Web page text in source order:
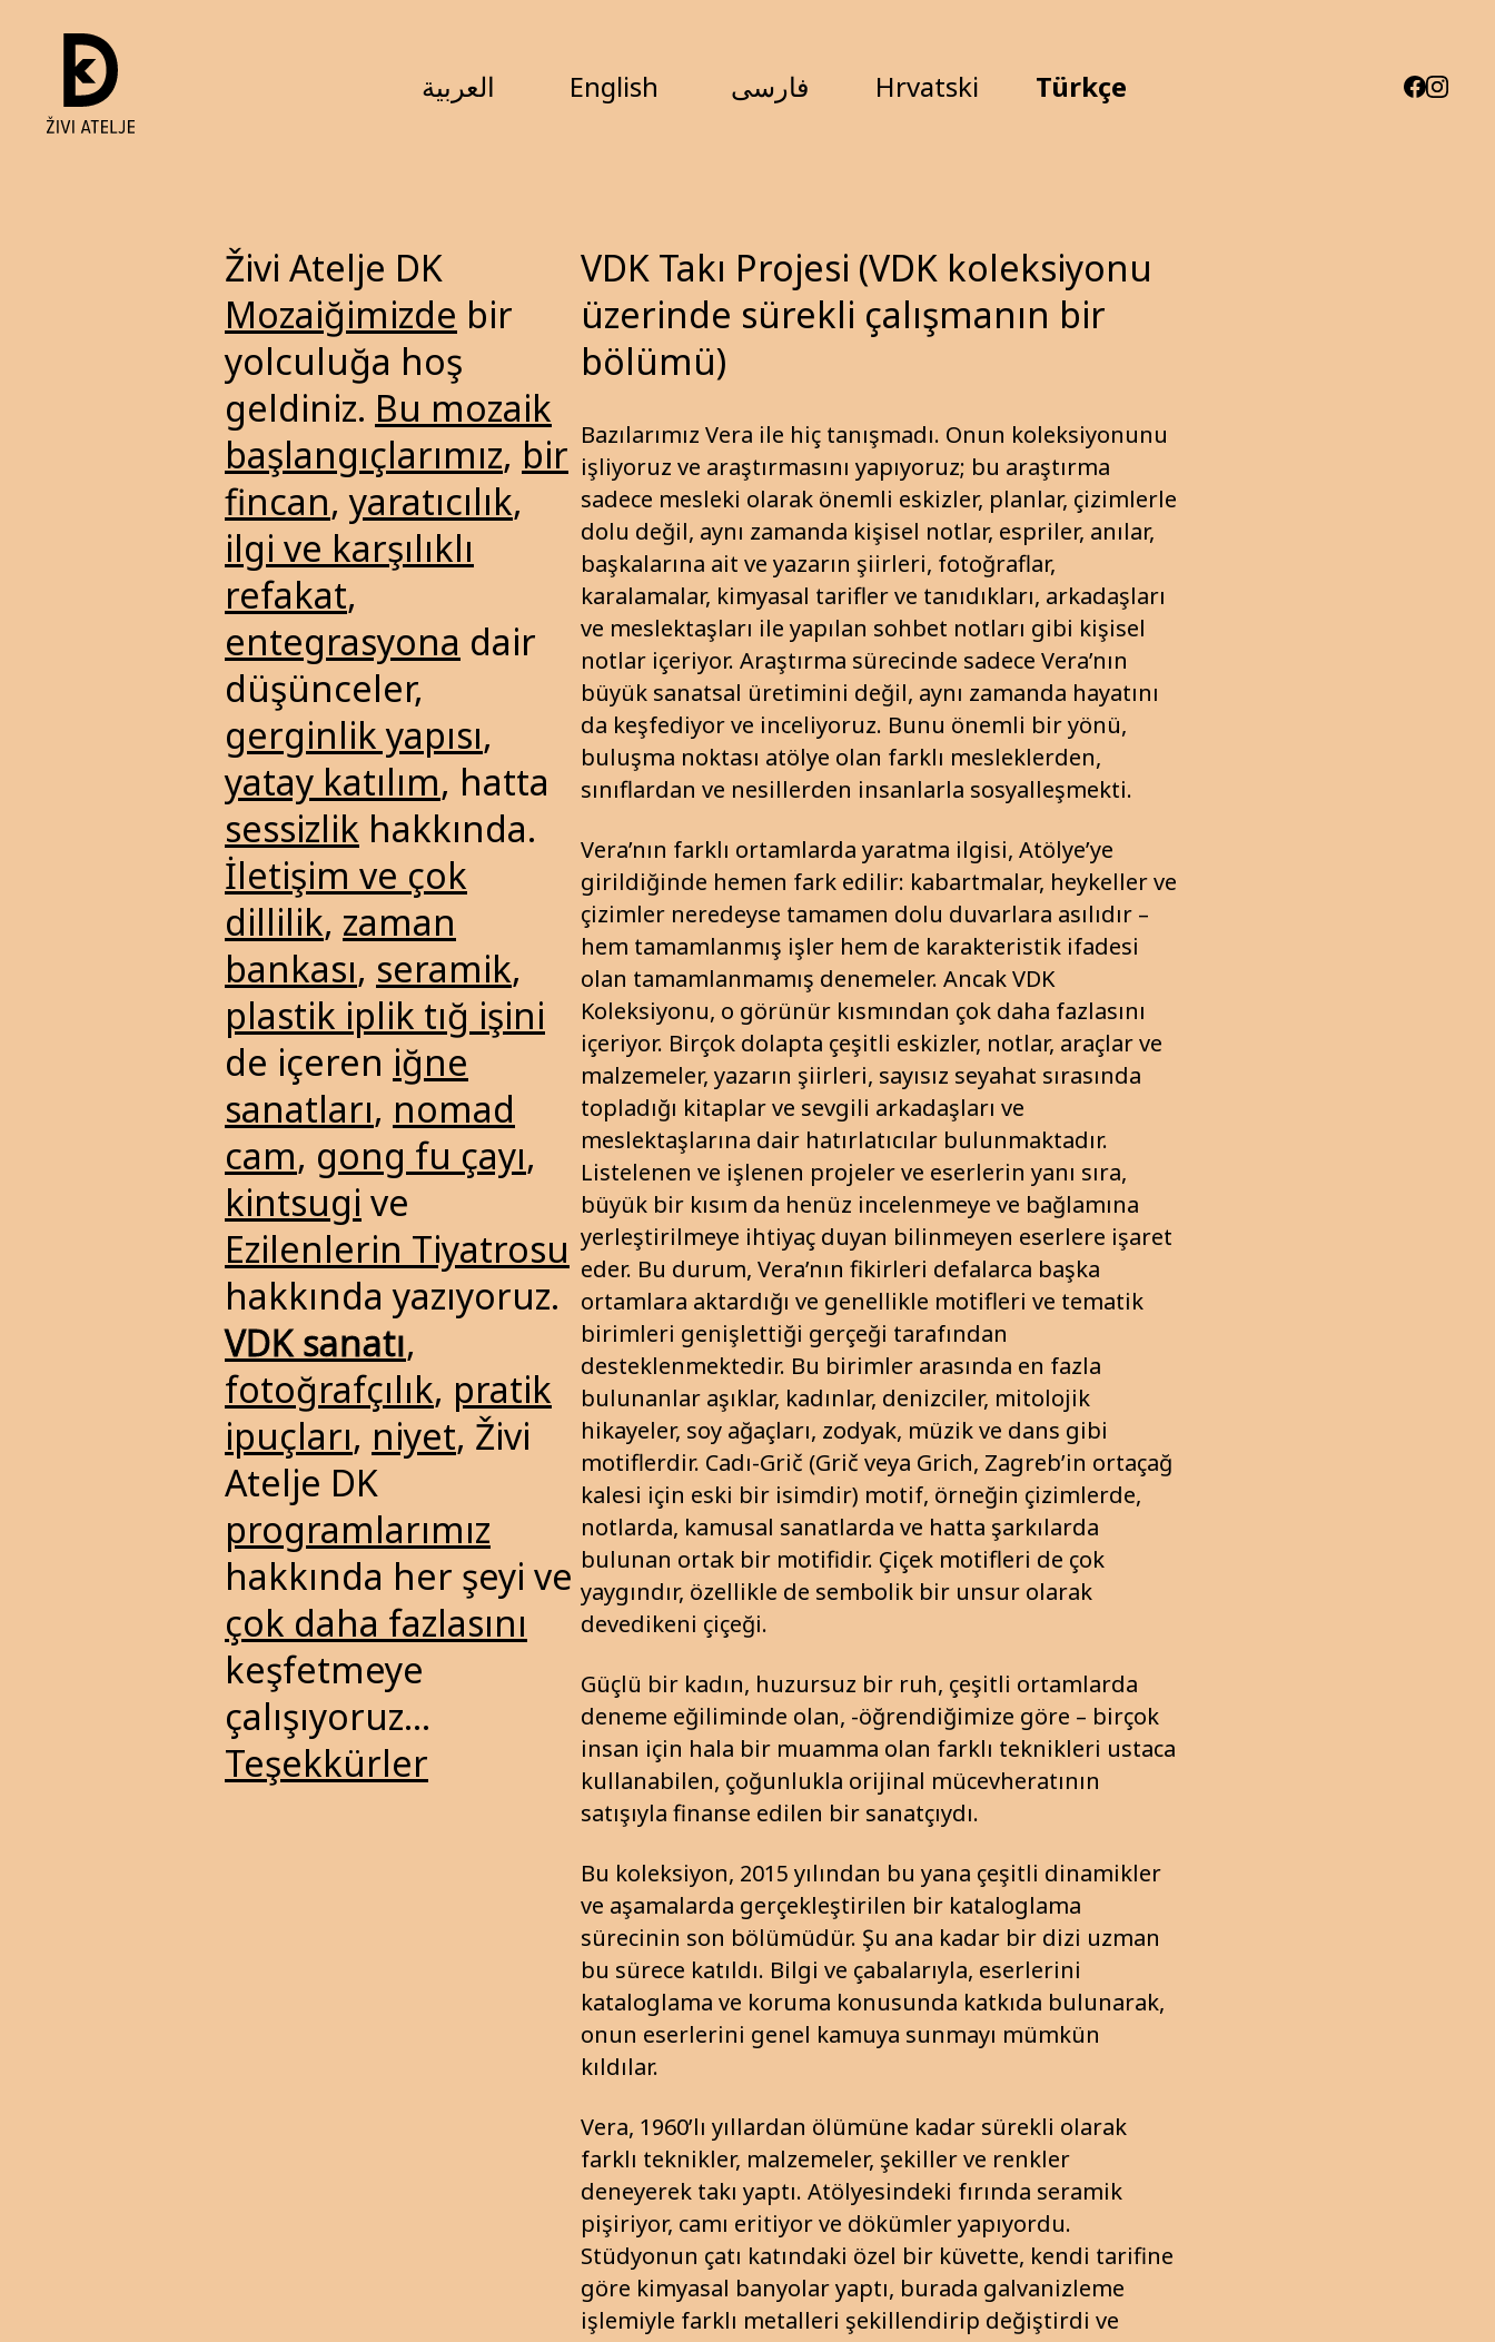
العربية English فارسی Hrvatski Türkçe
Živi Atelje DK
Mozaiğimizde bir
yolculuğa hoş
geldiniz. Bu mozaik
başlangıçlarımız, bir
fincan,yaratıcılık,
ilgi ve karşılıklı
refakat,
entegrasyona dair
düşünceler,
gerginlik yapısı,
yatay katılım, hatta
sessizlik hakkında.
İletişim ve çok
dillilik, zaman
bankası, seramik,
plastik iplik tığ işini
de içeren iğne
sanatları, nomad
cam, gong fu çayı,
kintsugi ve
Ezilenlerin Tiyatrosu
hakkında yazıyoruz.
VDK sanatı,
fotoğrafçılık, pratik
ipuçları, niyet, Živi
Atelje DK
programlarımız
hakkında her şeyi ve
çok daha fazlasını
keşfetmeye
çalışıyoruz...
Teşekkürler
VDK Takı Projesi (VDK koleksiyonu
üzerinde sürekli çalışmanın bir
bölümü)
Bazılarımız Vera ile hiç tanışmadı. Onun koleksiyonunu
işliyoruz ve araştırmasını yapıyoruz; bu araştırma
sadece mesleki olarak önemli eskizler, planlar, çizimlerle
dolu değil, aynı zamanda kişisel notlar, espriler, anılar,
başkalarına ait ve yazarın şiirleri, fotoğraflar,
karalamalar, kimyasal tarifler ve tanıdıkları, arkadaşları
ve meslektaşları ile yapılan sohbet notları gibi kişisel
notlar içeriyor. Araştırma sürecinde sadece Vera’nın
büyük sanatsal üretimini değil, aynı zamanda hayatını
da keşfediyor ve inceliyoruz. Bunu önemli bir yönü,
buluşma noktası atölye olan farklı mesleklerden,
sınıflardan ve nesillerden insanlarla sosyalleşmekti.
Vera’nın farklı ortamlarda yaratma ilgisi, Atölye’ye
girildiğinde hemen fark edilir: kabartmalar, heykeller ve
çizimler neredeyse tamamen dolu duvarlara asılıdır –
hem tamamlanmış işler hem de karakteristik ifadesi
olan tamamlanmamış denemeler. Ancak VDK
Koleksiyonu, o görünür kısmından çok daha fazlasını
içeriyor. Birçok dolapta çeşitli eskizler, notlar, araçlar ve
malzemeler, yazarın şiirleri, sayısız seyahat sırasında
topladığı kitaplar ve sevgili arkadaşları ve
meslektaşlarına dair hatırlatıcılar bulunmaktadır.
Listelenen ve işlenen projeler ve eserlerin yanı sıra,
büyük bir kısım da henüz incelenmeye ve bağlamına
yerleştirilmeye ihtiyaç duyan bilinmeyen eserlere işaret
eder. Bu durum, Vera’nın fikirleri defalarca başka
ortamlara aktardığı ve genellikle motifleri ve tematik
birimleri genişlettiği gerçeği tarafından
desteklenmektedir. Bu birimler arasında en fazla
bulunanlar aşıklar, kadınlar, denizciler, mitolojik
hikayeler, soy ağaçları, zodyak, müzik ve dans gibi
motiflerdir. Cadı-Grič (Grič veya Grich, Zagreb’in ortaçağ
kalesi için eski bir isimdir) motif, örneğin çizimlerde,
notlarda, kamusal sanatlarda ve hatta şarkılarda
bulunan ortak bir motifidir. Çiçek motifleri de çok
yaygındır, özellikle de sembolik bir unsur olarak
devedikeni çiçeği.
Güçlü bir kadın, huzursuz bir ruh, çeşitli ortamlarda
deneme eğiliminde olan, -öğrendiğimize göre – birçok
insan için hala bir muamma olan farklı teknikleri ustaca
kullanabilen, çoğunlukla orijinal mücevheratının
satışıyla finanse edilen bir sanatçıydı.
Bu koleksiyon, 2015 yılından bu yana çeşitli dinamikler
ve aşamalarda gerçekleştirilen bir kataloglama
sürecinin son bölümüdür. Şu ana kadar bir dizi uzman
bu sürece katıldı. Bilgi ve çabalarıyla, eserlerini
kataloglama ve koruma konusunda katkıda bulunarak,
onun eserlerini genel kamuya sunmayı mümkün
kıldılar.
Vera, 1960’lı yıllardan ölümüne kadar sürekli olarak
farklı teknikler, malzemeler, şekiller ve renkler
deneyerek takı yaptı. Atölyesindeki fırında seramik
pişiriyor, camı eritiyor ve dökümler yapıyordu.
Stüdyonun çatı katındaki özel bir küvette, kendi tarifine
göre kimyasal banyolar yaptı, burada galvanizleme
işlemiyle farklı metalleri şekillendirip değiştirdi ve